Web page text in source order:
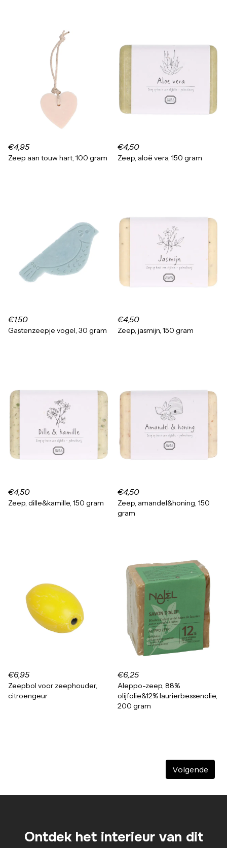
€4,95
Zeep aan touw hart, 100 gram
€4,50
Zeep, aloë vera, 150 gram
€1,50
Gastenzeepje vogel, 30 gram
€4,50
Zeep, jasmijn, 150 gram
€4,50
Zeep, dille&kamille, 150 gram
€4,50
Zeep, amandel&honing, 150
gram
€6,95
Zeepbol voor zeephouder,
citroengeur
€6,25
Aleppo-zeep, 88%
olijfolie&12% laurierbessenolie,
200 gram
Volgende
Ontdek het interieur van dit